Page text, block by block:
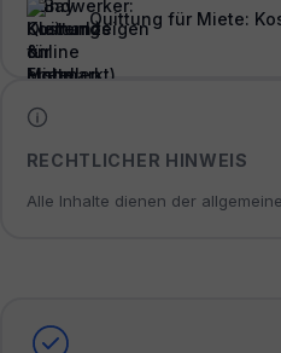
Quittung für Miete:
RECHTLICHER HINWEIS
Alle Inhalte dienen der